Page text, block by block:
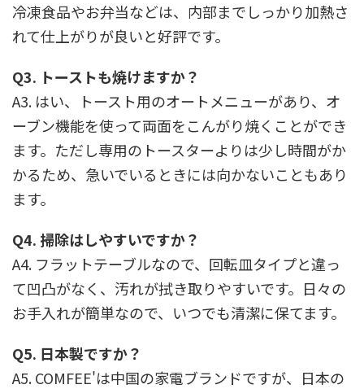
冷凍食品やお弁当などは、内部までしっかり加熱さ
れて仕上がりが良いと好評です。
Q3. トーストも焼けますか？
A3. はい、トースト用のオートメニューがあり、オ
ーブン機能を使って両面をこんがり焼くことができ
ます。ただし専用のトースターよりは少し時間がか
かるため、急いでいるときには向かないこともあり
ます。
Q4. 掃除はしやすいですか？
A4. フラットテーブルなので、回転皿タイプと違っ
て凹凸がなく、汚れが拭き取りやすいです。日々の
お手入れが簡単なので、いつでも清潔に保てます。
Q5. 日本製ですか？
A5. COMFEE'は中国の家電ブランドですが、日本の